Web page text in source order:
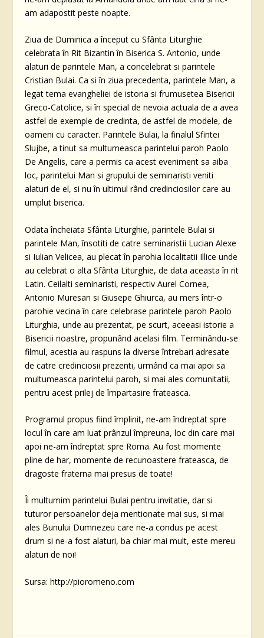
am adapostit peste noapte.
Ziua de Duminica a început cu Sfânta Liturghie
celebrata în Rit Bizantin în Biserica S. Antonio, unde
alaturi de parintele Man, a concelebrat si parintele
Cristian Bulai. Ca si în ziua precedenta, parintele Man, a
legat tema evangheliei de istoria si frumusetea Bisericii
Greco-Catolice, si în special de nevoia actuala de a avea
astfel de exemple de credinta, de astfel de modele, de
oameni cu caracter. Parintele Bulai, la finalul Sfintei
Slujbe, a tinut sa multumeasca parintelui paroh Paolo
De Angelis, care a permis ca acest eveniment sa aiba
loc, parintelui Man si grupului de seminaristi veniti
alaturi de el, si nu în ultimul rând credinciosilor care au
umplut biserica.
Odata încheiata Sfânta Liturghie, parintele Bulai si
parintele Man, însotiti de catre seminaristii Lucian Alexe
si Iulian Velicea, au plecat în parohia localitatii Illice unde
au celebrat o alta Sfânta Liturghie, de data aceasta în rit
Latin. Ceilalti seminaristi, respectiv Aurel Cornea,
Antonio Muresan si Giusepe Ghiurca, au mers într-o
parohie vecina în care celebrase parintele paroh Paolo
Liturghia, unde au prezentat, pe scurt, aceeasi istorie a
Bisericii noastre, propunând acelasi film. Terminându-se
filmul, acestia au raspuns la diverse întrebari adresate
de catre credinciosii prezenti, urmând ca mai apoi sa
multumeasca parintelui paroh, si mai ales comunitatii,
pentru acest prilej de împartasire frateasca.
Programul propus fiind împlinit, ne-am îndreptat spre
locul în care am luat prânzul împreuna, loc din care mai
apoi ne-am îndreptat spre Roma. Au fost momente
pline de har, momente de recunoastere frateasca, de
dragoste fraterna mai presus de toate!
Îi multumim parintelui Bulai pentru invitatie, dar si
tuturor persoanelor deja mentionate mai sus, si mai
ales Bunului Dumnezeu care ne-a condus pe acest
drum si ne-a fost alaturi, ba chiar mai mult, este mereu
alaturi de noi!
Sursa: http://pioromeno.com